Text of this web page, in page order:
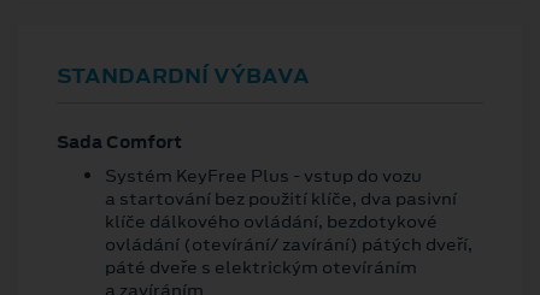
STANDARDNÍ VÝBAVA
Sada Comfort
Systém KeyFree Plus - vstup do vozu
a startování bez použití klíče, dva pasivní
klíče dálkového ovládání, bezdotykové
ovládání (otevírání/ zavírání) pátých dveří,
páté dveře s elektrickým otevíráním
a zavíráním